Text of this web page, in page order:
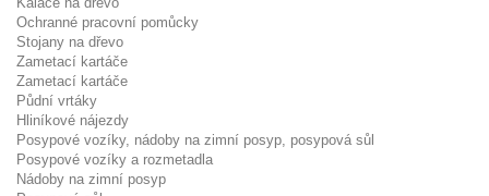
Ochranné pracovní pomůcky
Stojany na dřevo
Zametací kartáče
Zametací kartáče
Půdní vrtáky
Hliníkové nájezdy
Posypové vozíky, nádoby na zimní posyp, posypová sůl
Posypové vozíky a rozmetadla
Nádoby na zimní posyp